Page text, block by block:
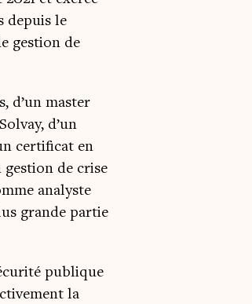
depuis le
gestion de
d’un master
d’un
certificat en
gestion de crise
analyste
grande partie
publique
la